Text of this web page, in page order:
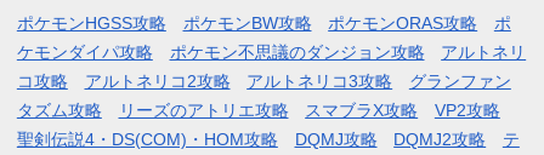
ポケモンHGSS攻略 ポケモンBW攻略 ポケモンORAS攻略
ポ
ケモンダイパ攻略
ポケモン不思議のダンジョン攻略
アルトネリ
コ攻略
アルトネリコ2攻略 アルトネリコ3攻略
グランファン
タズム攻略
リーズのアトリエ攻略 スマブラX攻略
VP2攻略
聖剣伝説4・DS(COM)・HOM攻略
DQMJ攻略 DQMJ2攻略 テ